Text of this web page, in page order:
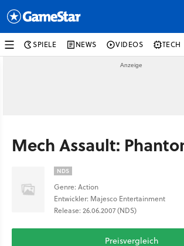
SPIELE NEWS VIDEOS TECH
Mech Assault:
NDS
Genre: Action
Entwickler: Majesco Entertainment
Release: 26.06.2007 (NDS)
Preisvergleich